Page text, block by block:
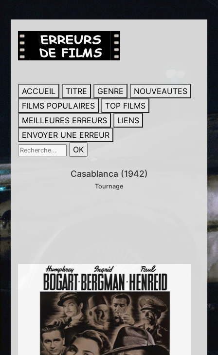
ACCUEIL TITRE GENRE
NOUVEAUTES
FILMS POPULAIRES
TOP FILMS
MEILLEURES ERREURS
LIENS
ENVOYER UNE ERREUR
Casablanca (1942)
Tournage